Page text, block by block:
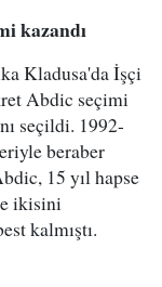
kazandı
Kladusa'da İşçi
Abdic seçimi
seçildi. 1992-
beraber
15 yıl hapse
ikisini
kalmıştı.